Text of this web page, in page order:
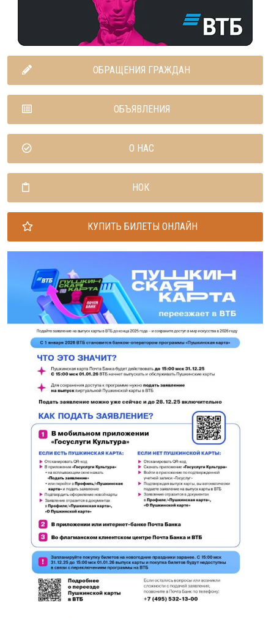
ОБРАЩЕНИЯ ГРАЖДАН
ОБЪЯВЛЕНИЯ
О НАС
НОК
КУПИТЬ БИЛЕТЫ ОНЛАЙН